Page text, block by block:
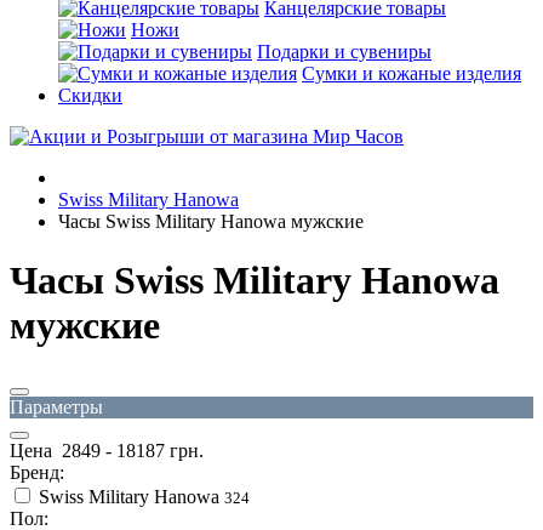
Канцелярские товары
Ножи
Подарки и сувениры
Сумки и кожаные изделия
Скидки
Swiss Military Hanowa
Часы Swiss Military Hanowa мужские
Часы Swiss Military Hanowa
мужские
Параметры
Цена 2849 - 18187 грн.
Бренд:
Swiss Military Hanowa 324
Пол: